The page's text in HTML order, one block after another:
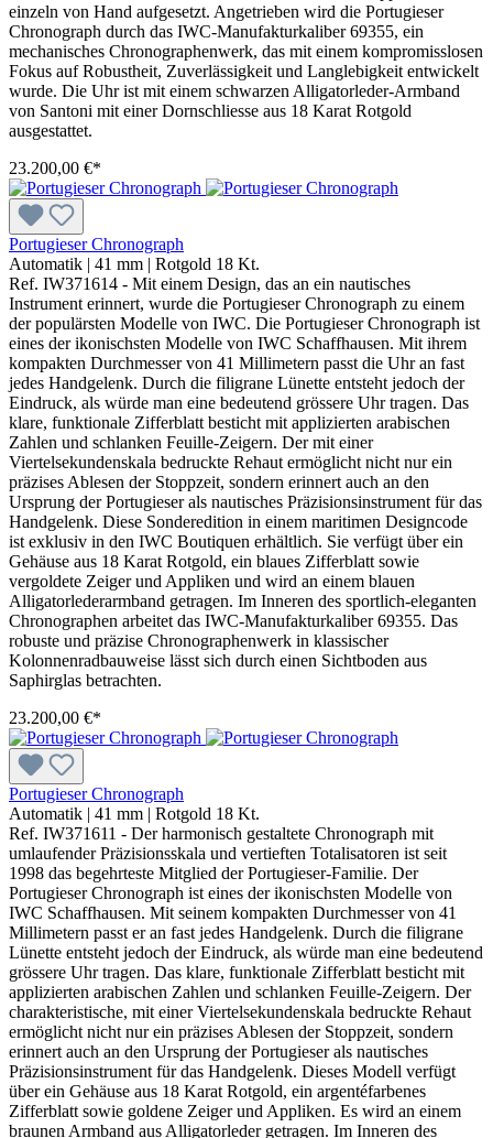
einzeln von Hand aufgesetzt. Angetrieben wird die Portugieser
Chronograph durch das IWC-Manufakturkaliber 69355, ein
mechanisches Chronographenwerk, das mit einem kompromisslosen
Fokus auf Robustheit, Zuverlässigkeit und Langlebigkeit entwickelt
wurde. Die Uhr ist mit einem schwarzen Alligatorleder-Armband
von Santoni mit einer Dornschliesse aus 18 Karat Rotgold
ausgestattet.
23.200,00 €*
Portugieser Chronograph
Automatik | 41 mm | Rotgold 18 Kt.
Ref. IW371614 - Mit einem Design, das an ein nautisches
Instrument erinnert, wurde die Portugieser Chronograph zu einem
der populärsten Modelle von IWC. Die Portugieser Chronograph ist
eines der ikonischsten Modelle von IWC Schaffhausen. Mit ihrem
kompakten Durchmesser von 41 Millimetern passt die Uhr an fast
jedes Handgelenk. Durch die filigrane Lünette entsteht jedoch der
Eindruck, als würde man eine bedeutend grössere Uhr tragen. Das
klare, funktionale Zifferblatt besticht mit applizierten arabischen
Zahlen und schlanken Feuille-Zeigern. Der mit einer
Viertelsekundenskala bedruckte Rehaut ermöglicht nicht nur ein
präzises Ablesen der Stoppzeit, sondern erinnert auch an den
Ursprung der Portugieser als nautisches Präzisionsinstrument für das
Handgelenk. Diese Sonderedition in einem maritimen Designcode
ist exklusiv in den IWC Boutiquen erhältlich. Sie verfügt über ein
Gehäuse aus 18 Karat Rotgold, ein blaues Zifferblatt sowie
vergoldete Zeiger und Appliken und wird an einem blauen
Alligatorlederarmband getragen. Im Inneren des sportlich-eleganten
Chronographen arbeitet das IWC-Manufakturkaliber 69355. Das
robuste und präzise Chronographenwerk in klassischer
Kolonnenradbauweise lässt sich durch einen Sichtboden aus
Saphirglas betrachten.
23.200,00 €*
Portugieser Chronograph
Automatik | 41 mm | Rotgold 18 Kt.
Ref. IW371611 - Der harmonisch gestaltete Chronograph mit
umlaufender Präzisionsskala und vertieften Totalisatoren ist seit
1998 das begehrteste Mitglied der Portugieser-Familie. Der
Portugieser Chronograph ist eines der ikonischsten Modelle von
IWC Schaffhausen. Mit seinem kompakten Durchmesser von 41
Millimetern passt er an fast jedes Handgelenk. Durch die filigrane
Lünette entsteht jedoch der Eindruck, als würde man eine bedeutend
grössere Uhr tragen. Das klare, funktionale Zifferblatt besticht mit
applizierten arabischen Zahlen und schlanken Feuille-Zeigern. Der
charakteristische, mit einer Viertelsekundenskala bedruckte Rehaut
ermöglicht nicht nur ein präzises Ablesen der Stoppzeit, sondern
erinnert auch an den Ursprung der Portugieser als nautisches
Präzisionsinstrument für das Handgelenk. Dieses Modell verfügt
über ein Gehäuse aus 18 Karat Rotgold, ein argentéfarbenes
Zifferblatt sowie goldene Zeiger und Appliken. Es wird an einem
braunen Armband aus Alligatorleder getragen. Im Inneren des